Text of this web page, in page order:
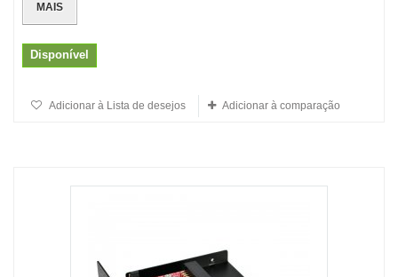
MAIS
Disponível
Adicionar à Lista de desejos Adicionar à comparação